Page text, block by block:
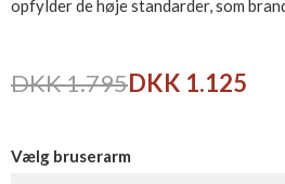
opfylder de høje standarder, som
DKK 1.795DKK 1.125
Vælg bruserarm